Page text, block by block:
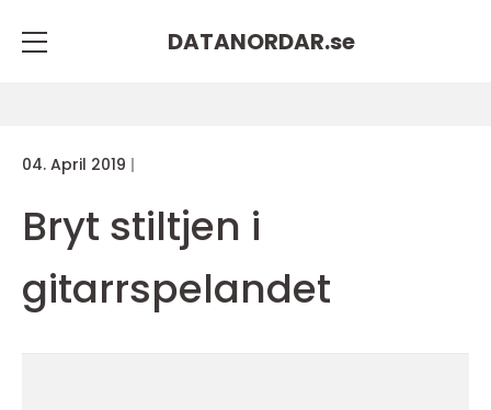
DATANORDAR.se
04. April 2019
Bryt stiltjen i
gitarrspelandet